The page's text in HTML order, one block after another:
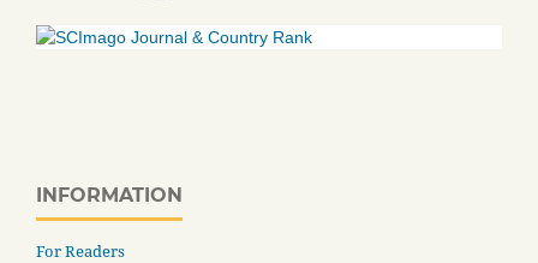
INFORMATION
For Readers